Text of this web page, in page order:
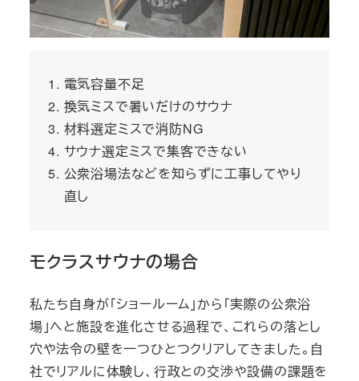
電気容量不足
換気ミスで暑いだけのサウナ
材料選定ミスで消防NG
サウナ選定ミスで集客できない
公衆浴場法などを知らずに工事してやり
直し
モクラスサウナの場合
私たち自身が「ショールーム」から「実際の公衆浴
場」へと施設を進化させる過程で、これらの落とし
穴や法令の壁を一つひとつクリアしてきました。自
社でリアルに体験し、行政との交渉や設備の課題を